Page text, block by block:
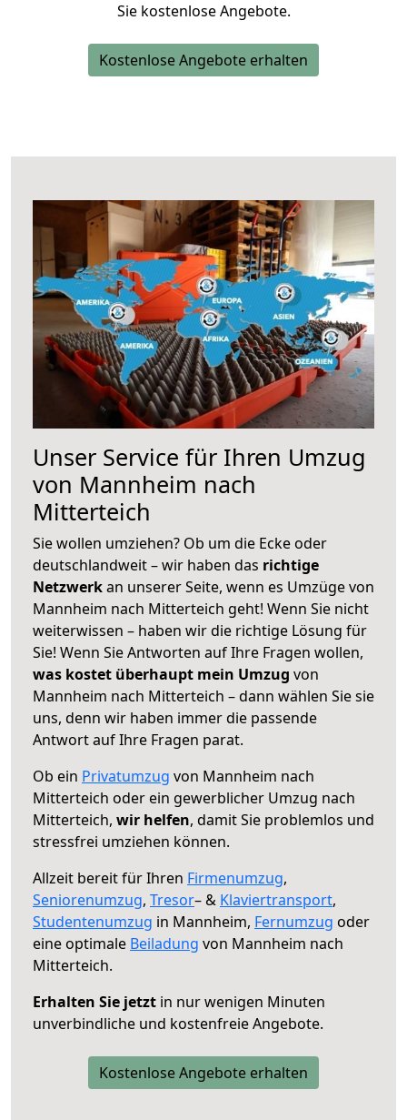
Sie kostenlose Angebote.
Kostenlose Angebote erhalten
Unser Service für Ihren Umzug
von Mannheim nach
Mitterteich
Sie wollen umziehen? Ob um die Ecke oder
deutschlandweit – wir haben das richtige
Netzwerkan unserer Seite, wenn es Umzüge von
Mannheim nach Mitterteich geht! Wenn Sie nicht
weiterwissen – haben wir die richtige Lösung für
Sie! Wenn Sie Antworten auf Ihre Fragen wollen,
was kostet überhaupt mein Umzug von
Mannheim nach Mitterteich – dann wählen Sie sie
uns, denn wir haben immer die passende
Antwort auf Ihre Fragen parat.
Ob ein Privatumzug von Mannheim nach
Mitterteich oder ein gewerblicher Umzug nach
Mitterteich, wir helfen, damit Sie problemlos und
stressfrei umziehen können.
Allzeit bereit für Ihren Firmenumzug,
Seniorenumzug, Tresor– & Klaviertransport,
Studentenumzug in Mannheim, Fernumzug oder
eine optimale Beiladung von Mannheim nach
Mitterteich.
Erhalten Sie jetzt in nur wenigen Minuten
unverbindliche und kostenfreie Angebote.
Kostenlose Angebote erhalten